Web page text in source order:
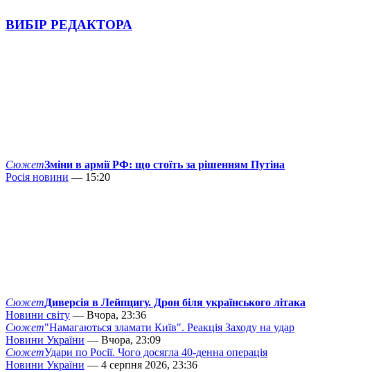
ВИБІР РЕДАКТОРА
СюжетЗміни в армії РФ: що стоїть за рішенням Путіна
Росія новини — 15:20
СюжетДиверсія в Лейпцигу. Дрон біля українського літака
Новини світу — Вчора, 23:36
Сюжет"Намагаються зламати Київ". Реакція Заходу на удар
Новини України — Вчора, 23:09
СюжетУдари по Росії. Чого досягла 40-денна операція
Новини України — 4 серпня 2026, 23:36